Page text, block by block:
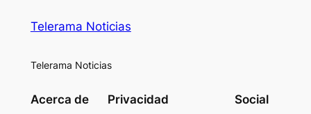
Telerama Noticias
Telerama Noticias
Acerca de Privacidad Social